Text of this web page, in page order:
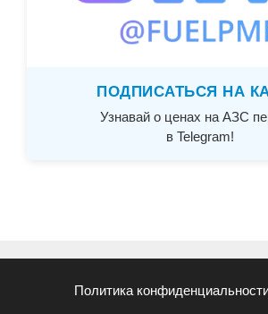
ПОДПИСАТЬСЯ НА
Узнавай о ценах на АЗС
в Telegram!
Политика